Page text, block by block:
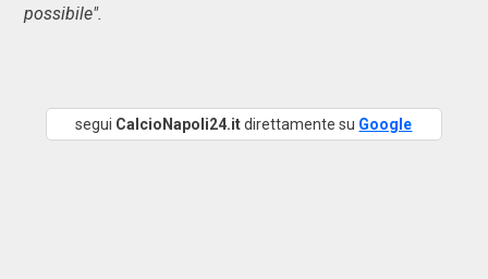
possibile".
segui CalcioNapoli24.itdirettamente su Google